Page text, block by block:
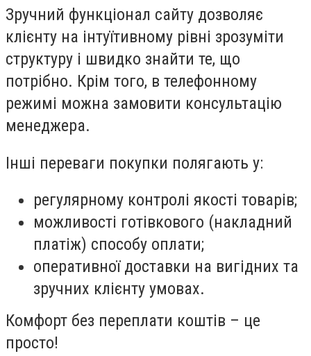
Зручний функціонал сайту дозволяє
клієнту на інтуїтивному рівні зрозуміти
структуру і швидко знайти те, що
потрібно. Крім того, в телефонному
режимі можна замовити консультацію
менеджера.
Інші переваги покупки полягають у:
регулярному контролі якості товарів;
можливості готівкового (накладний
платіж) способу оплати;
оперативної доставки на вигідних та
зручних клієнту умовах.
Комфорт без переплати коштів – це
просто!